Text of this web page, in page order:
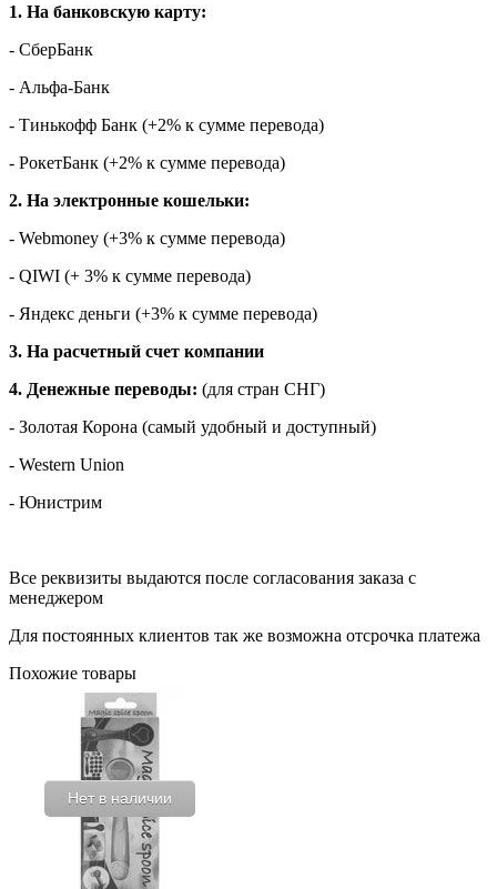
1. На банковскую карту:
- СберБанк
- Альфа-Банк
- Тинькофф Банк (+2% к сумме перевода)
- РокетБанк (+2% к сумме перевода)
2. На электронные кошельки:
- Webmoney (+3% к сумме перевода)
- QIWI (+ 3% к сумме перевода)
- Яндекс деньги (+3% к сумме перевода)
3. На расчетный счет компании
4. Денежные переводы: (для стран СНГ)
- Золотая Корона (самый удобный и доступный)
- Western Union
- Юнистрим
Все реквизиты выдаются после согласования заказа с
менеджером
Для постоянных клиентов так же возможна отсрочка платежа
Похожие товары
Нет в наличии